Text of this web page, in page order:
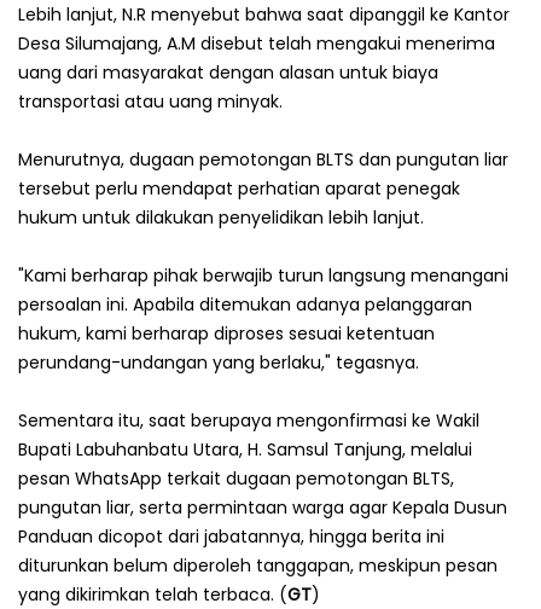
Lebih lanjut, N.R menyebut bahwa saat dipanggil ke Kantor
Desa Silumajang, A.M disebut telah mengakui menerima
uang dari masyarakat dengan alasan untuk biaya
transportasi atau uang minyak.
Menurutnya, dugaan pemotongan BLTS dan pungutan liar
tersebut perlu mendapat perhatian aparat penegak
hukum untuk dilakukan penyelidikan lebih lanjut.
"Kami berharap pihak berwajib turun langsung menangani
persoalan ini. Apabila ditemukan adanya pelanggaran
hukum, kami berharap diproses sesuai ketentuan
perundang-undangan yang berlaku," tegasnya.
Sementara itu, saat berupaya mengonfirmasi ke Wakil
Bupati Labuhanbatu Utara, H. Samsul Tanjung, melalui
pesan WhatsApp terkait dugaan pemotongan BLTS,
pungutan liar, serta permintaan warga agar Kepala Dusun
Panduan dicopot dari jabatannya, hingga berita ini
diturunkan belum diperoleh tanggapan, meskipun pesan
yang dikirimkan telah terbaca. (GT)